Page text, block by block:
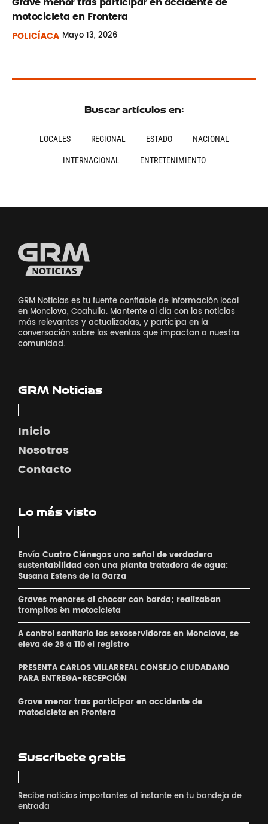
motocicleta en Frontera
POLICÍACA Mayo13, 2026
Buscar artículos en:
LOCALES REGIONAL ESTADO NACIONAL
INTERNACIONAL ENTRETENIMIENTO
GRM Noticias es tu fuente confiable de información local
en Monclova, Coahuila. Mantente al día con las noticias
más relevantes y actualizadas, y participa en la
conversación sobre los eventos que impactan a nuestra
comunidad.
GRM Noticias
Inicio
Nosotros
Contacto
Lo más visto
Envía Cuatro Ciénegas una señal de verdadera
sustentabilidad con una planta tratadora de agua:
Susana Estens de la Garza
Graves menores al chocar con barda; realizaban
´trompitos ´en motocicleta
A control sanitario las sexoservidoras en Monclova, se
eleva de 28 a 110 el registro
PRESENTA CARLOS VILLARREAL CONSEJO CIUDADANO
PARA ENTREGA-RECEPCIÓN
Grave menor tras participar en accidente de
motocicleta en Frontera
Suscribete gratis
Recibe noticias importantes al instante en tu bandeja de
entrada